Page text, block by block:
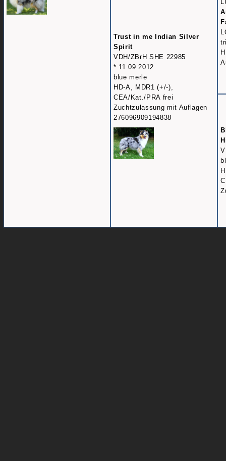
Trust in me Indian Silver
Spirit
VDH/ZBrH SHE 22985
* 11.09.2012
blue merle
HD-A, MDR1 (+/-),
CEA/Kat./PRA frei
Zuchtzulassung mit Auflagen
276096909194838